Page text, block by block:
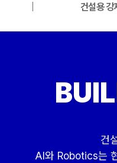
건설용
건
AI와 Robotics는